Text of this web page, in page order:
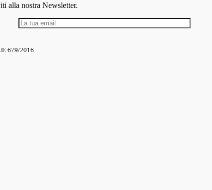
alla nostra Newsletter.
679/2016